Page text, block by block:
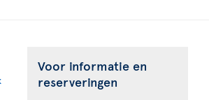
Voor informatie en
reserveringen